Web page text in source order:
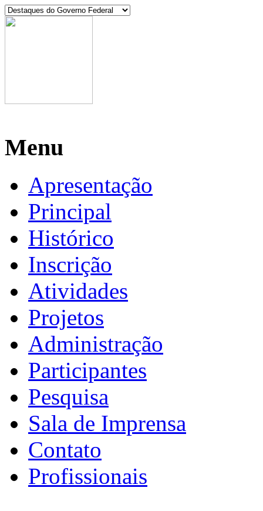
Menu
Apresentação
Principal
Histórico
Inscrição
Atividades
Projetos
Administração
Participantes
Pesquisa
Sala de Imprensa
Contato
Profissionais